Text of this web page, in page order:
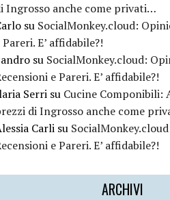
Ingrosso anche come privati…
su SocialMonkey.cloud:
Pareri. E’ affidabile?!
su SocialMonkey.cloud:
e Pareri. E’ affidabile?!
Serri su Cucine Componibili:
di Ingrosso anche come
Carli su
e Pareri. E’ affidabile?!
ARCHIVI